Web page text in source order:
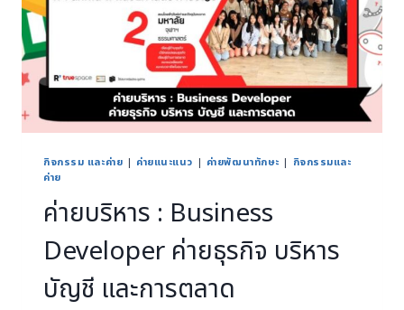
กิจกรรม และค่าย | ค่ายแนะแนว | ค่ายพัฒนาทักษะ | กิจกรรมและ
ค่าย
ค่ายบริหาร : Business
Developer ค่ายธุรกิจ บริหาร
บัญชี และการตลาด